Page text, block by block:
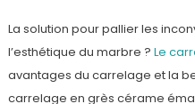
La solution pour pallier les
l’esthétique du marbre ? Le
avantages du carrelage et la
carrelage en grès cérame